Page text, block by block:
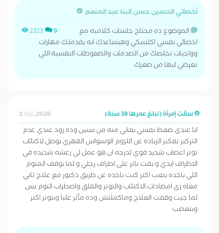
أخصائي الحسين حسن البنا عبد المنعم
2323 9
الموضوع ده محتاج جلسات كلاميه مع
اخصائي نفسي اكلينيكي وهيساعدك انه يقدملك مهارات
وواجبات تخلصك من الصدمات والضغوطات النفسية اللي
تعرضي ليها من صغرك
سألت إمرأة (تبلغ عمرها 38 سنة) 2 July, 2026
انا عندي ضغط نفسي بعاني منه من سنين وده زود عندي عدم
التركيز تفكير الزياده عن اللزوم الوسواس القهري بوصل لاكتئاب
توتر اعصاب شديد قوي لدرجه ان هو عمل لي رعشه شديده في
الاطراف ايدي و بقت تاثر على اطراف رجلي و لما بوقف المنوم
اللي باخده بتعب اكتر كنت باخده عن طريق دكتور مع علاج ثاني
معاه زي امضادات الاكتئاب والتوتر والقلق واضطراب النوم بس
لما جيت وقفت العلاج وماكملتش وده مأثر عليا وبتوتر اكتر
وبتعصب